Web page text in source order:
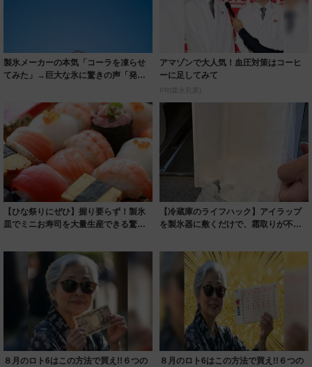
製氷メーカーの本気「コーラを凍らせ
てみた」→巨大な氷に驚きの声「発想
アマゾンで大人気！血圧対策はコーヒ
ーに足してみて
PR(森永乳業)
【ひな祭りにぜひ】握り要らず！製氷
皿でミニお寿司を大量生産できる驚異
【冷蔵庫のライフハック】アイラップ
を製氷器に敷くだけで、霜取りが不要
８月のロト6はこの方法で買え!!６つの
８月のロト6はこの方法で買え!!６つの